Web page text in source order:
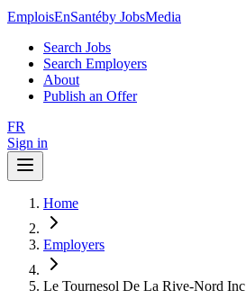
EmploisEnSantéby JobsMedia
Search Jobs
Search Employers
About
Publish an Offer
FR
Sign in
Home
Employers
Le Tournesol De La Rive-Nord Inc